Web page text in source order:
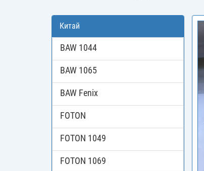
Китай
BAW 1044
BAW 1065
BAW Fenix
FOTON
FOTON 1049
FOTON 1069